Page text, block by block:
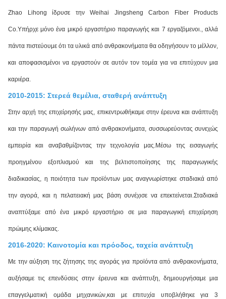
Zhao Lihong ίδρυσε την Weihai Jingsheng Carbon Fiber Products
Co.Υπήρχε μόνο ένα μικρό εργαστήριο παραγωγής και 7 εργαζόμενοι., αλλά
πάντα πιστεύουμε ότι τα υλικά από ανθρακονήματα θα οδηγήσουν το μέλλον,
και αποφασισμένοι να εργαστούν σε αυτόν τον τομέα για να επιτύχουν μια
καριέρα.
2010-2015: Στερεά θεμέλια, σταθερή ανάπτυξη
Στην αρχή της επιχείρησής μας, επικεντρωθήκαμε στην έρευνα και ανάπτυξη
και την παραγωγή σωλήνων από ανθρακονήματα, συσσωρεύοντας συνεχώς
εμπειρία και αναβαθμίζοντας την τεχνολογία μας.Μέσω της εισαγωγής
προηγμένου εξοπλισμού και της βελτιστοποίησης της παραγωγικής
διαδικασίας, η ποιότητα των προϊόντων μας αναγνωρίστηκε σταδιακά από
την αγορά, και η πελατειακή μας βάση συνέχισε να επεκτείνεται.Σταδιακά
αναπτύξαμε από ένα μικρό εργαστήριο σε μια παραγωγική επιχείρηση
πρώιμης κλίμακας.
2016-2020: Καινοτομία και πρόοδος, ταχεία ανάπτυξη
Με την αύξηση της ζήτησης της αγοράς για προϊόντα από ανθρακονήματα,
αυξήσαμε τις επενδύσεις στην έρευνα και ανάπτυξη, δημιουργήσαμε μια
επαγγελματική ομάδα μηχανικών,και με επιτυχία υποβλήθηκε για 3